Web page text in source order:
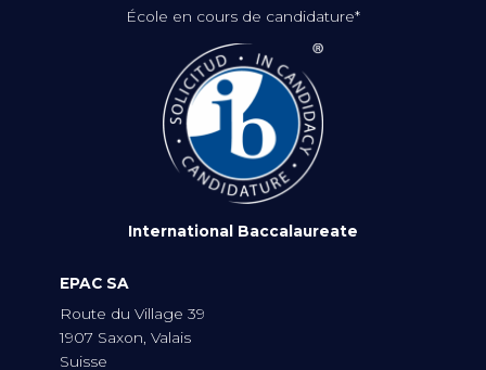
École en cours de candidature*
International Baccalaureate
EPAC SA
Route du Village 39
1907 Saxon, Valais
Suisse